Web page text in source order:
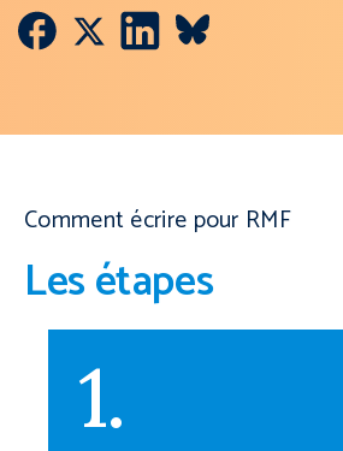
FacebookTwitter
LinkedIn
VK
Comment écrire pour RMF
Les étapes
1.